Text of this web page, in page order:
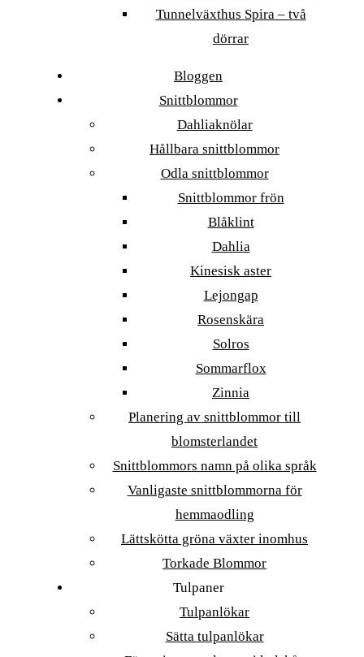
Tunnelväxthus Spira – två
dörrar
Bloggen
Snittblommor
Dahliaknölar
Hållbara snittblommor
Odla snittblommor
Snittblommor frön
Blåklint
Dahlia
Kinesisk aster
Lejongap
Rosenskära
Solros
Sommarflox
Zinnia
Planering av snittblommor till
blomsterlandet
Snittblommors namn på olika språk
Vanligaste snittblommorna för
hemmaodling
Lättskötta gröna växter inomhus
Torkade Blommor
Tulpaner
Tulpanlökar
Sätta tulpanlökar